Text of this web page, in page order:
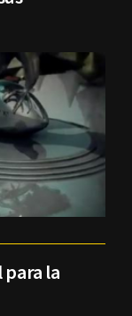
para la